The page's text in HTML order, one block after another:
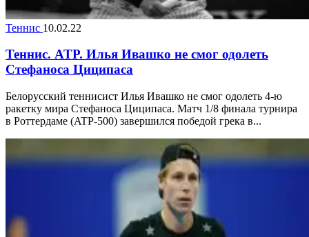
Теннис 10.02.22
Теннис. ATP. Илья Ивашко не смог одолеть
Стефаноса Циципаса
Белорусский теннисист Илья Ивашко не смог одолеть 4-ю
ракетку мира Стефаноса Циципаса. Матч 1/8 финала турнира
в Роттердаме (ATP-500) завершился победой грека в...